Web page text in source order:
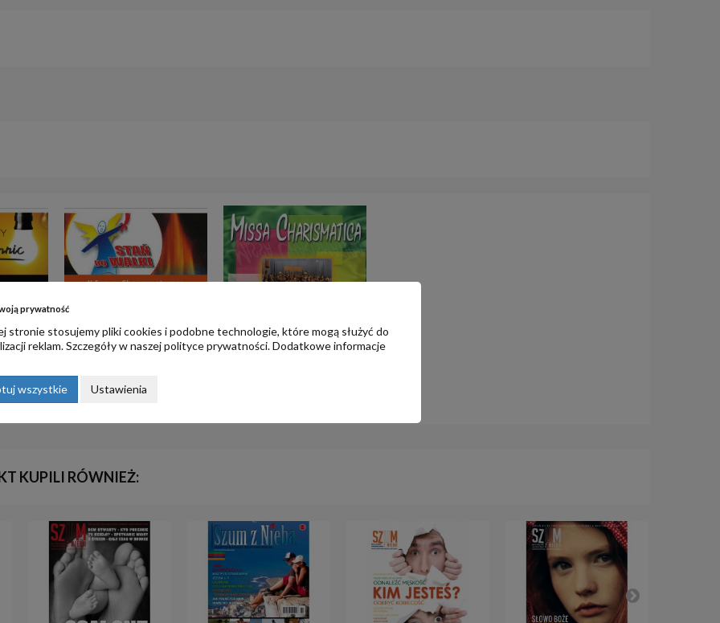
2,00 zł
KUPILI RÓWNIEŻ:
prywatność
stronie stosujemy pliki cookies i podobne technologie, które mogą służyć do
reklam. Szczegóły w naszejpolityce prywatności. Dodatkowe informacje
wszystkie Ustawienia